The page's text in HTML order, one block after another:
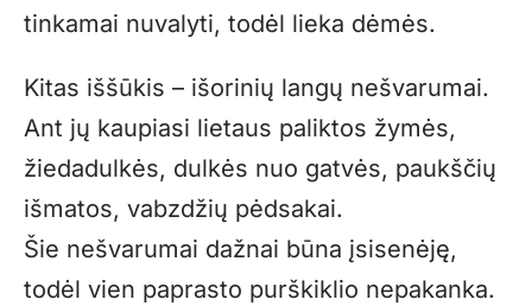
tinkamai nuvalyti, todėl lieka dėmės.
Kitas iššūkis – išorinių langų nešvarumai.
Ant jų kaupiasi lietaus paliktos žymės,
žiedadulkės, dulkės nuo gatvės, paukščių
išmatos, vabzdžių pėdsakai.
Šie nešvarumai dažnai būna įsisenėję,
todėl vien paprasto purškiklio nepakanka.